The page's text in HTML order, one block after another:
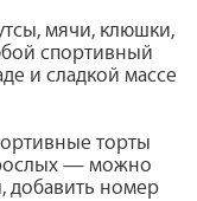
мячи, клюшки,
спортивный
и сладкой массе
торты
— можно
добавить номер